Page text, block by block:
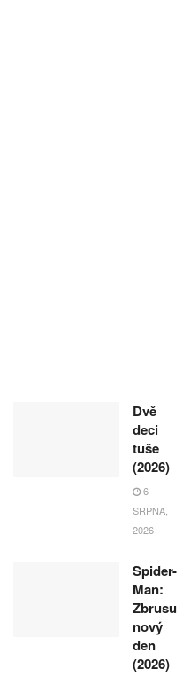
Dvě
deci
tuše
(2026)
6
SRPNA,
2026
Spider-
Man:
Zbrusu
nový
den
(2026)